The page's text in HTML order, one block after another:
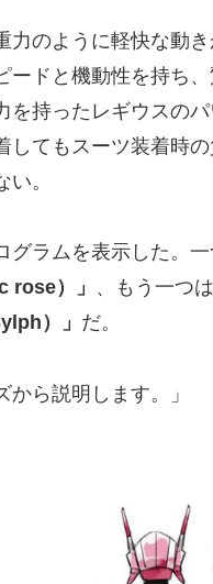
力のように軽快な動
ードと機動性を持ち
を持ったレギウスの
してもスーツ装着時
。
グラムを表示した。
rose）」 、もう一つ
）」 だ。
ら説明します。」